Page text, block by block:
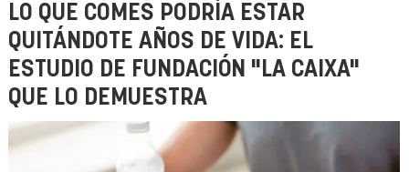
LO QUE COMES PODRÍA ESTAR
QUITÁNDOTE AÑOS DE VIDA: EL
ESTUDIO DE FUNDACIÓN "LA CAIXA"
QUE LO DEMUESTRA